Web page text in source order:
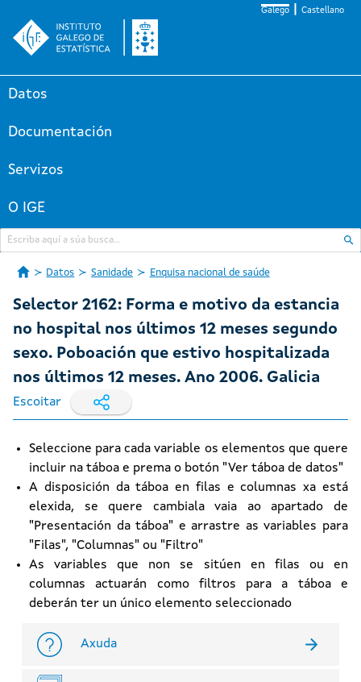
Galego Castellano
Datos
Documentación
Servizos
O IGE
Datos Sanidade Enquisa nacional de saúde
Selector 2162: Forma e motivo da estancia
no hospital nos últimos 12 meses segundo
sexo. Poboación que estivo hospitalizada
nos últimos 12 meses. Ano 2006. Galicia
Escoitar
Seleccione para cada variable os elementos que quere
incluir na táboa e prema o botón "Ver táboa de datos"
A disposición da táboa en filas e columnas xa está
elexida, se quere cambiala vaia ao apartado de
"Presentación da táboa" e arrastre as variables para
"Filas", "Columnas" ou "Filtro"
As variables que non se sitúen en filas ou en
columnas actuarán como filtros para a táboa e
deberán ter un único elemento seleccionado
Axuda